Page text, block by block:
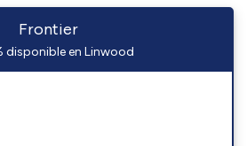
Frontier
disponible en Linwood